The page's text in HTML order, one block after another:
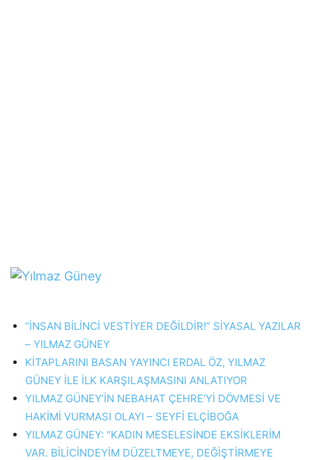
“İNSAN BİLİNCİ VESTİYER DEĞİLDİR!” SİYASAL YAZILAR
– YILMAZ GÜNEY
KİTAPLARINI BASAN YAYINCI ERDAL ÖZ, YILMAZ
GÜNEY İLE İLK KARŞILAŞMASINI ANLATIYOR
YILMAZ GÜNEY’İN NEBAHAT ÇEHRE’Yİ DÖVMESİ VE
HAKİMİ VURMASI OLAYI – SEYFİ ELÇİBOĞA
YILMAZ GÜNEY: “KADIN MESELESİNDE EKSİKLERİM
VAR. BİLİCİNDEYİM DÜZELTMEYE, DEĞİŞTİRMEYE